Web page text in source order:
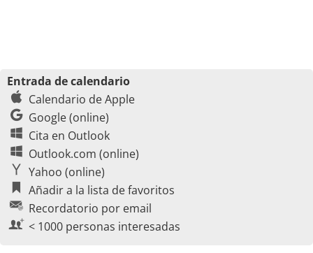
Entrada de calendario
Calendario de Apple
Google (online)
Cita en Outlook
Outlook.com (online)
Yahoo (online)
Añadir a la lista de favoritos
Recordatorio por email
< 1000 personas interesadas